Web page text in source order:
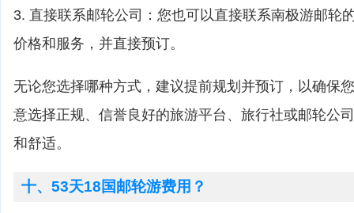
3. 直接联系邮轮公司：您也可以直接联系南极游邮轮
价格和服务，并直接预订。
无论您选择哪种方式，建议提前规划并预订，以确保
意选择正规、信誉良好的旅游平台、旅行社或邮轮公
和舒适。
十、53天18国邮轮游费用？